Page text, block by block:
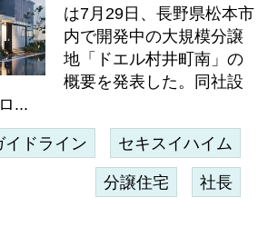
は7月29日、長野県松本市
内で開発中の大規模分譲
地「ドエル村井町南」の
概要を発表した。同社設
...
イドライン セキスイハイム
分譲住宅 社長